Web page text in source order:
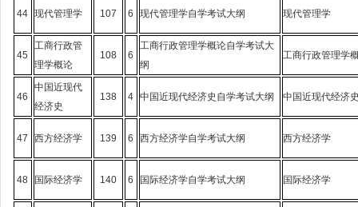
44 现代管理学 107 6 现代管理学自学考试大纲 现代管理学
45
工商行政管
理学概论
108 6
工商行政管理学概论自学考试大
纲
工商行政管理学
46
中国近现代
经济史
138 4 中国近现代经济史自学考试大纲 中国近现代经济
47 西方经济学 139 6 西方经济学自学考试大纲 西方经济学
48 国际经济学 140 6 国际经济学自学考试大纲 国际经济学